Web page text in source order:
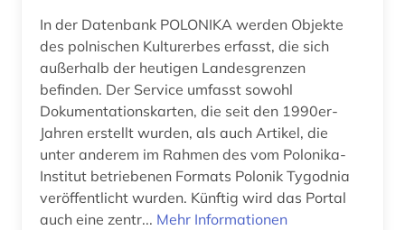
In der Datenbank POLONIKA werden Objekte
des polnischen Kulturerbes erfasst, die sich
außerhalb der heutigen Landesgrenzen
befinden. Der Service umfasst sowohl
Dokumentationskarten, die seit den 1990er-
Jahren erstellt wurden, als auch Artikel, die
unter anderem im Rahmen des vom Polonika-
Institut betriebenen Formats Polonik Tygodnia
veröffentlicht wurden. Künftig wird das Portal
auch eine zentr... Mehr Informationen